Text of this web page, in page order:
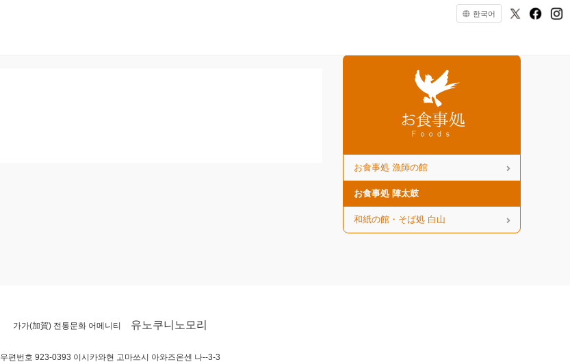
한국어
お食事処 漁師の館
お食事処 陣太鼓
和紙の館・そば処 白山
가가(加賀) 전통문화 어메니티 유노쿠니노모리
우편번호 923-0393 이시카와현 고마쓰시 아와즈온센 나--3-3